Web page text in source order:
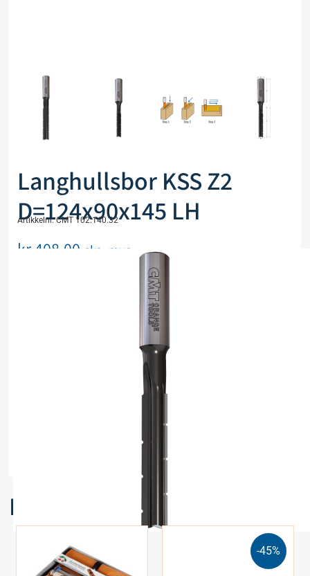
Langhullsbor KSS Z2
D=124x90x145 LH
Artikkelnr. CMT 102.140.32
kr408,00 eks. mva
Legg i handlekurv
Sammenlign
Legg i ønskeliste
Relaterte produkter
-45%